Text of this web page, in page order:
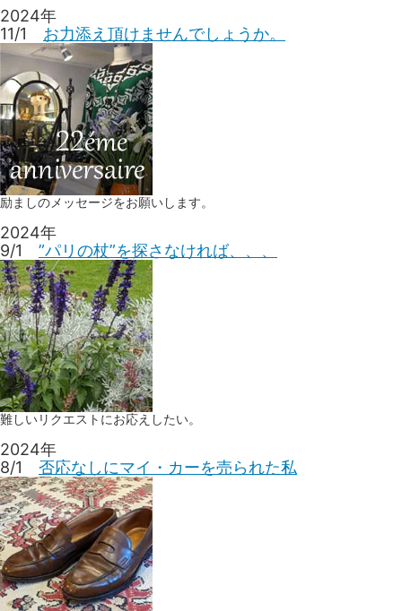
2024年
11/1 お力添え頂けませんでしょうか。
励ましのメッセージをお願いします。
2024年
9/1 ”パリの杖”を探さなければ、、、
難しいリクエストにお応えしたい。
2024年
8/1 否応なしにマイ・カーを売られた私